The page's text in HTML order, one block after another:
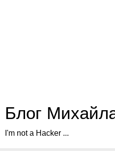
Блог
I'm not a Hacker ...